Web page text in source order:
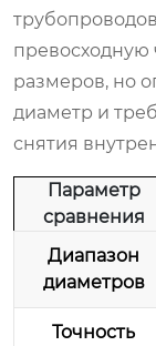
превосходную
размеров, но
диаметр и
снятия
Параметр
сравнения
Диапазон
диаметров
Точность